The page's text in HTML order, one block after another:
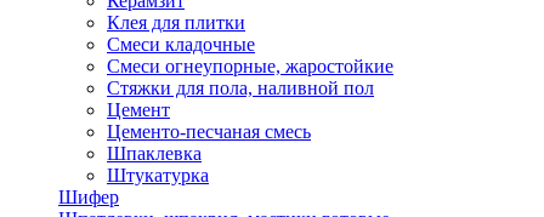
Клея для плитки
Смеси кладочные
Смеси огнеупорные, жаростойкие
Стяжки для пола, наливной пол
Цемент
Цементо-песчаная смесь
Шпаклевка
Штукатурка
Шифер